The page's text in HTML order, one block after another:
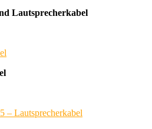
Lautsprecherkabel